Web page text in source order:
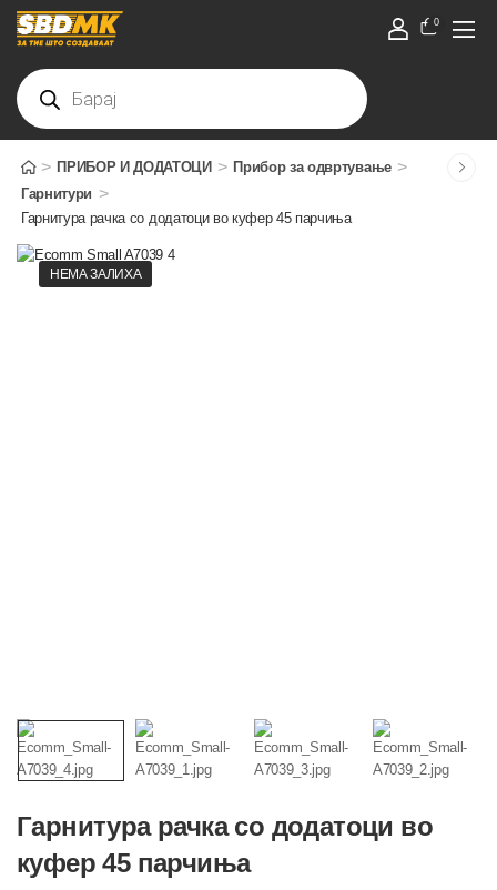
0
> ПРИБОР И ДОДАТОЦИ > Прибор за одвртување >
Гарнитури >
Гарнитура рачка со додатоци во куфер 45 парчиња
НЕМА ЗАЛИХА
Гарнитура рачка со додатоци во
куфер 45 парчиња